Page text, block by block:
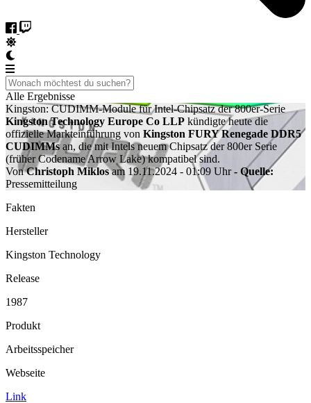
Alle Ergebnisse
Kingston: CUDIMM-Module für Intel-Chipsatz der 800er-Serie
Kingston Technology Europe Co LLP kündigte heute die
offizielle Markteinführung von Kingston FURY Renegade DDR5
CUDIMMsan, die mit Intels neuem Chipsatz der 800er Serie
(früher Codename Arrow Lake) kompatibel sind.
VonChristoph Miklosam 19.11.2024 - 01:09 Uhr- Quelle:
Pressemitteilung
Fakten
Hersteller
Kingston Technology
Release
1987
Produkt
Arbeitsspeicher
Webseite
Link